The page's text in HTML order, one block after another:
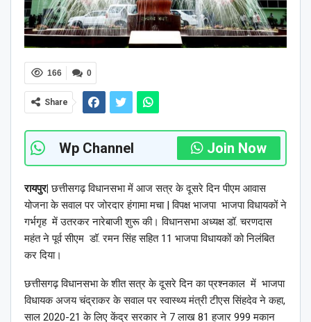
0
166
Share
Wp Channel Join Now
रायपुर| छत्तीसगढ़ विधानसभा में आज सत्र के दूसरे दिन पीएम आवास
योजना के सवाल पर जोरदार हंगामा मचा | विपक्ष भाजपा भाजपा विधायकों ने
गर्भगृह में उतरकर नारेबाजी शुरू की। विधानसभा अध्यक्ष डॉ. चरणदास
महंत ने पूर्व सीएम डॉ. रमन सिंह सहित 11 भाजपा विधायकों को निलंबित
कर दिया।
छत्तीसगढ़ विधानसभा के शीत सत्र के दूसरे दिन का प्रश्नकाल में भाजपा
विधायक अजय चंद्राकर के सवाल पर स्वास्थ्य मंत्री टीएस सिंहदेव ने कहा,
साल 2020-21 के लिए केंद्र सरकार ने 7 लाख 81 हजार 999 मकान